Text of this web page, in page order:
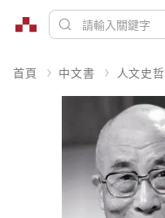
首頁 中文書 人文史哲